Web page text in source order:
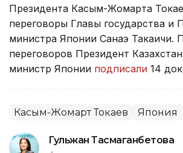
Президента Касым-Жомарта
переговоры Главы государства и
министра Японии Санаэ Такаичи.
переговоров Президент
министр Японии подписали 14
Касым-Жомарт Токаев Япония
Гульжан Тасмаганбетова